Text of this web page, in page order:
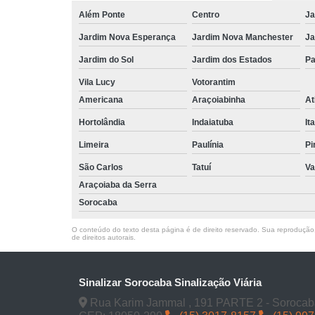
Além Ponte Centro
Jardim Nova Esperança Jardim Nova Manchester
Jardim do Sol Jardim dos Estados
Vila Lucy
Votorantim
Americana
Araçoiabinha
Hortolândia Indaiatuba
Limeira Paulínia
São Carlos Tatuí
Araçoiaba da Serra
Sorocaba
O conteúdo do texto desta página é de direito reservado. Sua
de direitos autorais
Sinalizar Sorocaba Sinalização Viária
Rua Karim Jammal , 191 PARTE 2 -